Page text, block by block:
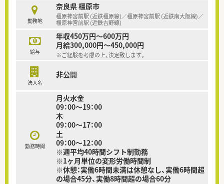
勤務地
奈良県 橿原市
橿原神宮前駅 (近鉄橿原線)／橿原神宮前駅 (近鉄南大阪線)／
橿原神宮前駅 (近鉄吉野線)
給与
年収450万円～600万円
月給300,000円～450,000円
※ご経験を考慮の上、決定致します。
法人名
非公開
勤務時間
月火水金
09：00～19：00
木
09：00～17：00
土
09：00～12：00
※週平均40時間シフト制勤務
※1ヶ月単位の変形労働時間制
※休憩：実働6時間未満は休憩なし、実働6時間超
の場合45分、実働8時間超の場合60分